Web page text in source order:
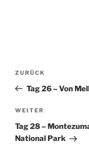
Vorheriger
Beitrag
ZURÜCK
Tag 26 – Von
Nächster
Beitrag
WEITER
Tag 28 –
National Park